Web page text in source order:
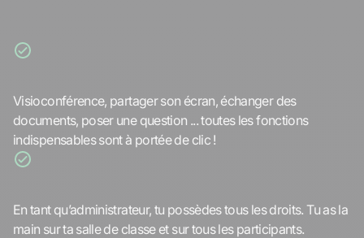
Visioconférence, partager son écran, échanger des
documents, poser une question ... toutes les fonctions
indispensables sont à portée de clic !
En tant qu’administrateur, tu possèdes tous les droits. Tu as la
main sur ta salle de classe et sur tous les participants.